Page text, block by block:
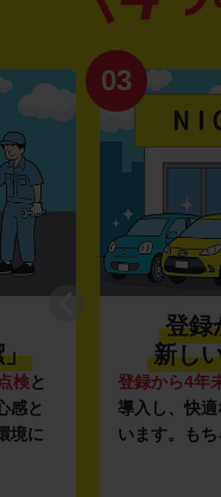
」
検と
感と
境に
03
登録
新し
登録から4年
導入し、快
います。もち